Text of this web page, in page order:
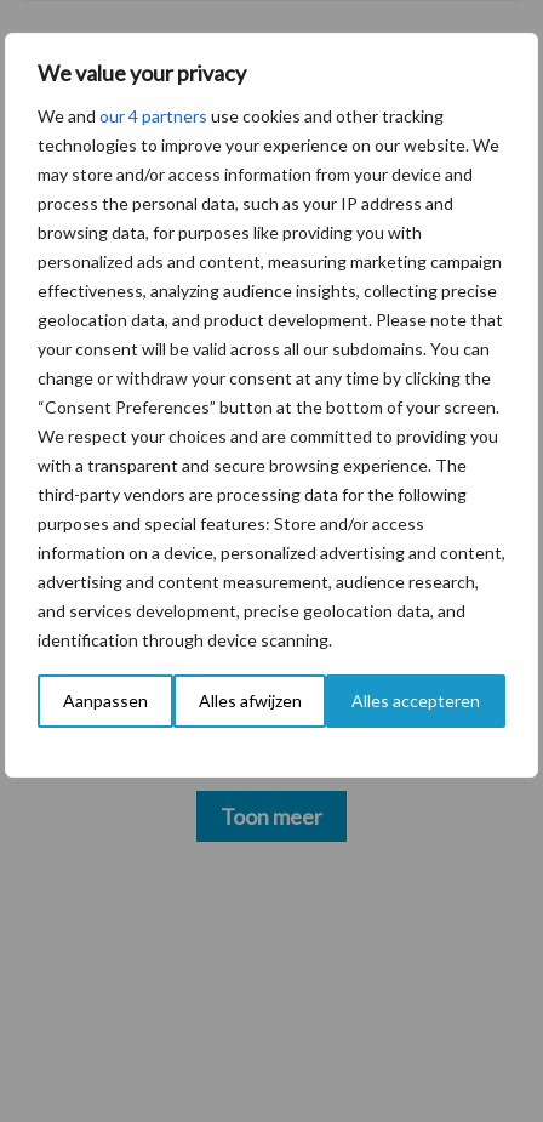
We value your privacy
We and our 4 partners use cookies and other tracking
technologies to improve your experience on our website. We
may store and/or access information from your device and
process the personal data, such as your IP address and
browsing data, for purposes like providing you with
personalized ads and content, measuring marketing campaign
effectiveness, analyzing audience insights, collecting precise
geolocation data, and product development. Please note that
your consent will be valid across all our subdomains. You can
change or withdraw your consent at any time by clicking the
“Consent Preferences” button at the bottom of your screen.
We respect your choices and are committed to providing you
with a transparent and secure browsing experience. The
third-party vendors are processing data for the following
purposes and special features: Store and/or access
information on a device, personalized advertising and content,
advertising and content measurement, audience research,
and services development, precise geolocation data, and
identification through device scanning.
Aanpassen Alles afwijzen Alles accepteren
Primaire
Sidebar
Recent nieuws
5 aug
“Vraag naar praktische
hygieneoplossingen is in Polen
groter dan ooit”
Drie Franse bedrijven over de grens
van 14.000 kilogram melk
Provincie Antwerpen breidt
onttrekkingsverbod uit: geen water
meer oppompen uit onbevaarbare
waterlopen
4 aug
Kantstrooien op grasland, doet u het
juist?
dubbelrotor-zwadhark in de hef
Toon meer